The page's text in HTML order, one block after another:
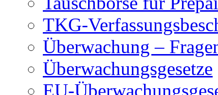
TKG-
Überwachung –
Überwachungsgesetze
EU-